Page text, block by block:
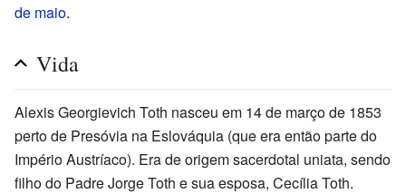
de maio.
Vida
Alexis Georgievich Toth nasceu em 14 de março de 1853
perto de Presóvia na Eslováquia (que era então parte do
Império Austríaco). Era de origem sacerdotal uniata, sendo
filho do Padre Jorge Toth e sua esposa, Cecília Toth.